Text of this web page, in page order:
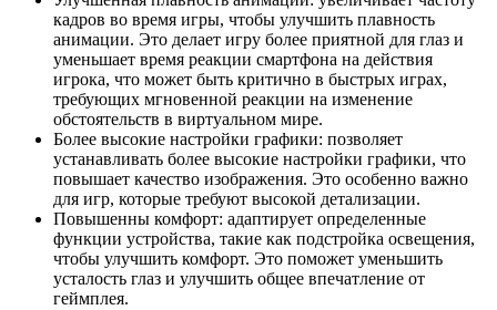
кадров во время игры, чтобы улучшить плавность
анимации. Это делает игру более приятной для глаз и
уменьшает время реакции смартфона на действия
игрока, что может быть критично в быстрых играх,
требующих мгновенной реакции на изменение
обстоятельств в виртуальном мире.
Более высокие настройки графики: позволяет
устанавливать более высокие настройки графики, что
повышает качество изображения. Это особенно важно
для игр, которые требуют высокой детализации.
Повышенны комфорт: адаптирует определенные
функции устройства, такие как подстройка освещения,
чтобы улучшить комфорт. Это поможет уменьшить
усталость глаз и улучшить общее впечатление от
геймплея.